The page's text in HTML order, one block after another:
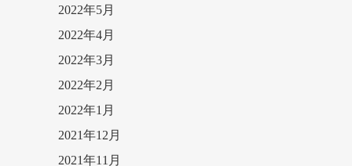
2022年5月
2022年4月
2022年3月
2022年2月
2022年1月
2021年12月
2021年11月